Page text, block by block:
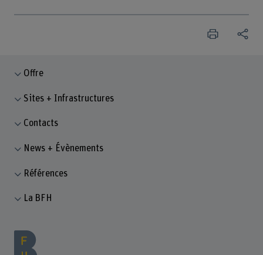
Offre
Sites + Infrastructures
Contacts
News + Évènements
Références
La BFH